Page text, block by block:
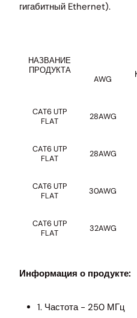
гигабитный Ethernet).
НАЗВАНИЕ
ПРОДУКТА
AWG
CAT6 UTP
FLAT
28AWG
CAT6 UTP
FLAT
28AWG
CAT6 UTP
FLAT
30AWG
CAT6 UTP
FLAT
32AWG
Информация о продукте:
1. Частота - 250 МГц